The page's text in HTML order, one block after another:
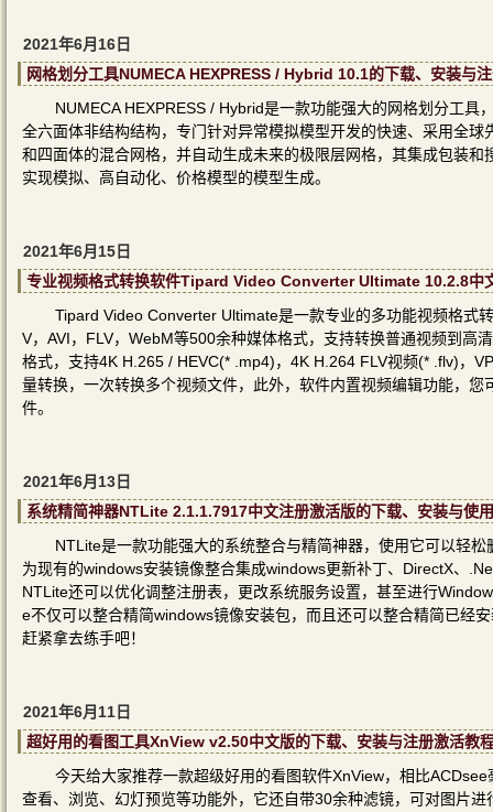
2021年6月16日
网格划分工具NUMECA HEXPRESS / Hybrid 10.1的下载、安装与
NUMECA HEXPRESS / Hybrid是一款功能强大的网格划分工
全六面体非结构结构，专门针对异常模拟模型开发的快速、采用全
和四面体的混合网格，并自动生成未来的极限层网格，其集成包装
实现模拟、高自动化、价格模型的模型生成。
2021年6月15日
专业视频格式转换软件Tipard Video Converter Ultimate 10.2.8中
Tipard Video Converter Ultimate是一款专业的多功能视频格式
V，AVI，FLV，WebM等500余种媒体格式，支持转换普通视频到高
格式，支持4K H.265 / HEVC(* .mp4)，4K H.264 FLV视频(* .flv)，
量转换，一次转换多个视频文件，此外，软件内置视频编辑功能，
件。
2021年6月13日
系统精简神器NTLite 2.1.1.7917中文注册激活版的下载、安装与使
NTLite是一款功能强大的系统整合与精简神器，使用它可以轻
为现有的windows安装镜像整合集成windows更新补丁、DirectX、
NTLite还可以优化调整注册表，更改系统服务设置，甚至进行
e不仅可以整合精简windows镜像安装包，而且还可以整合精简已经
赶紧拿去练手吧！
2021年6月11日
超好用的看图工具XnView v2.50中文版的下载、安装与注册激活教
今天给大家推荐一款超级好用的看图软件XnView，相比
查看、浏览、幻灯预览等功能外，它还自带30余种滤镜，可对图片